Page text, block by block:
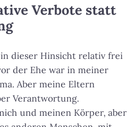
Verbote statt
dieser Hinsicht relativ frei
der Ehe war in meiner
Aber meine Eltern
Verantwortung.
und meinen Körper, aber